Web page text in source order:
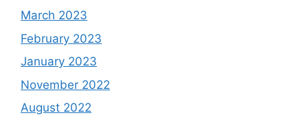
March 2023
February 2023
January 2023
November 2022
August 2022